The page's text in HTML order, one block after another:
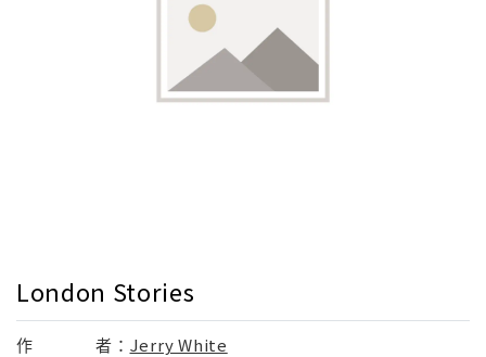
London Stories
作 者： Jerry White